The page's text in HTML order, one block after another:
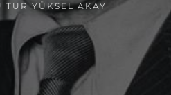
TUR YÜKSEL AKAY